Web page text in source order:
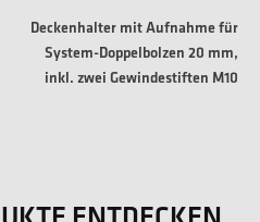
Deckenhalter mit Aufnahme für
System-Doppelbolzen 20 mm,
inkl. zwei Gewindestiften M10